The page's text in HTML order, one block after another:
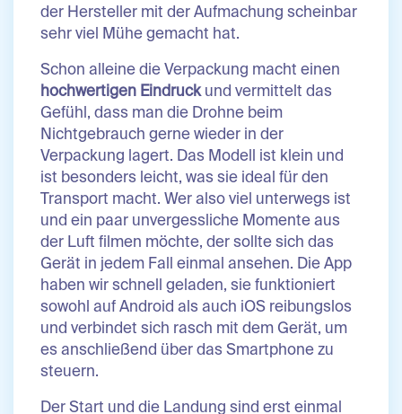
der Hersteller mit der Aufmachung scheinbar
sehr viel Mühe gemacht hat.
Schon alleine die Verpackung macht einen
hochwertigen Eindruckund vermittelt das
Gefühl, dass man die Drohne beim
Nichtgebrauch gerne wieder in der
Verpackung lagert. Das Modell ist klein und
ist besonders leicht, was sie ideal für den
Transport macht. Wer also viel unterwegs ist
und ein paar unvergessliche Momente aus
der Luft filmen möchte, der sollte sich das
Gerät in jedem Fall einmal ansehen. Die App
haben wir schnell geladen, sie funktioniert
sowohl auf Android als auch iOS reibungslos
und verbindet sich rasch mit dem Gerät, um
es anschließend über das Smartphone zu
steuern.
Der Start und die Landung sind erst einmal